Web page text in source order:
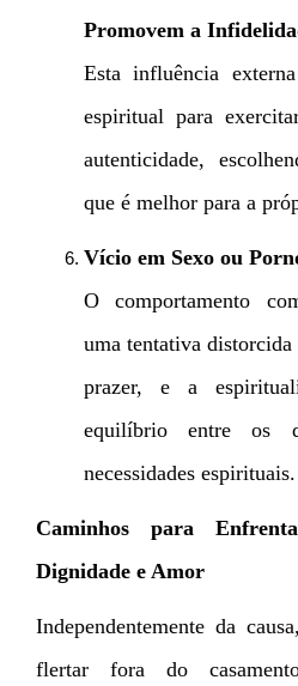
Promovem a
Esta influência
espiritual para
autenticidade,
que é melhor para a
Vício em Sexo ou
O comportamento
uma tentativa
prazer, e a
equilíbrio entre os
necessidades espirituais.
Caminhos para
Dignidade e Amor
Independentemente da
flertar fora do